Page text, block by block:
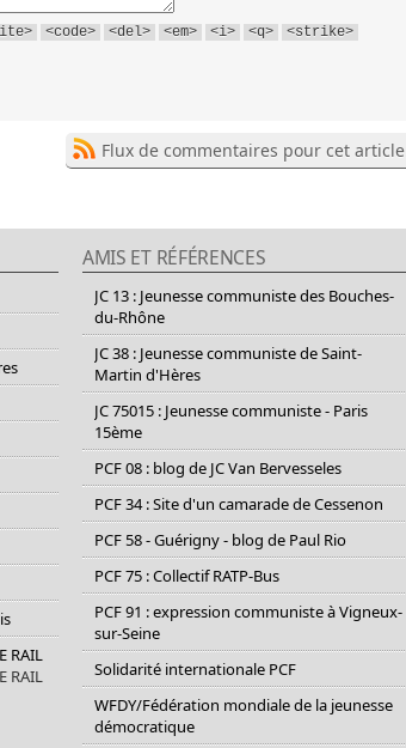
<code> <del> <em> <i> <q>
<strike>
Flux de commentaires pour cet article
RAIL
RAIL
AMIS ET RÉFÉRENCES
JC 13 : Jeunesse communiste des Bouches-
du-Rhône
JC 38 : Jeunesse communiste de Saint-
Martin d'Hères
JC 75015 : Jeunesse communiste - Paris
15ème
PCF 08 : blog de JC Van Bervesseles
PCF 34 : Site d'un camarade de Cessenon
PCF 58 - Guérigny - blog de Paul Rio
PCF 75 : Collectif RATP-Bus
PCF 91 : expression communiste à Vigneux-
sur-Seine
Solidarité internationale PCF
WFDY/Fédération mondiale de la jeunesse
démocratique